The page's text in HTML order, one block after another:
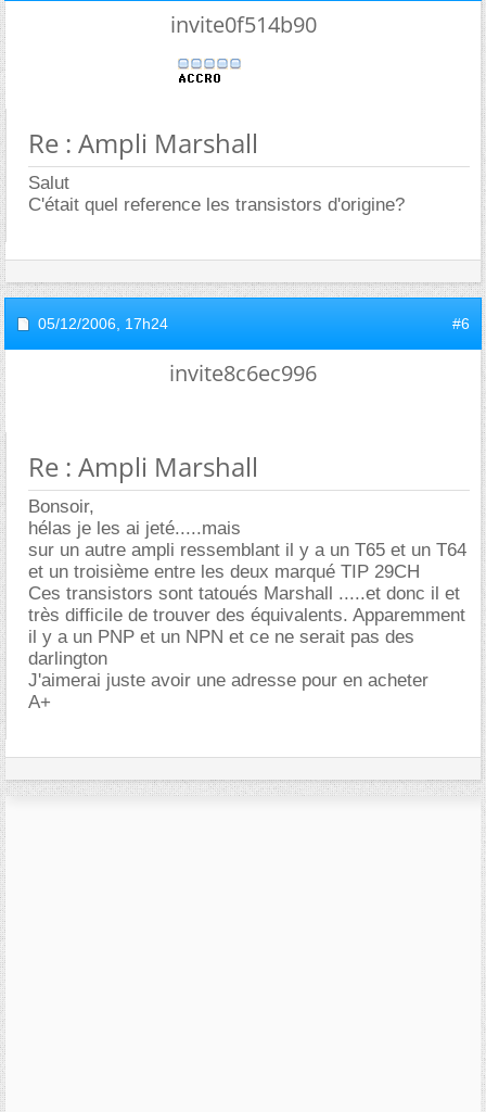
invite0f514b90
Re : Ampli Marshall
Salut
C'était quel reference les transistors d'origine?
05/12/2006, 17h24 #6
invite8c6ec996
Re : Ampli Marshall
Bonsoir,
hélas je les ai jeté.....mais
sur un autre ampli ressemblant il y a un T65 et un T64
et un troisième entre les deux marqué TIP 29CH
Ces transistors sont tatoués Marshall .....et donc il et
très difficile de trouver des équivalents. Apparemment
il y a un PNP et un NPN et ce ne serait pas des
darlington
J'aimerai juste avoir une adresse pour en acheter
A+